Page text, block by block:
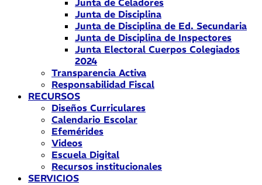
Junta de Celadores
Junta de Disciplina
Junta de Disciplina de Ed. Secundaria
Junta de Disciplina de Inspectores
Junta Electoral Cuerpos Colegiados
2024
Transparencia Activa
Responsabilidad Fiscal
RECURSOS
Diseños Curriculares
Calendario Escolar
Efemérides
Videos
Escuela Digital
Recursos institucionales
SERVICIOS